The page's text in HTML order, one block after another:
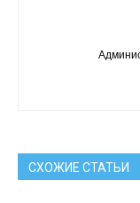
СХОЖИЕ СТАТЬИ